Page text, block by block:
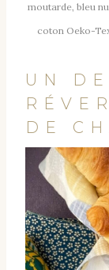
moutarde, bleu
coton Oeko-
UN
DE